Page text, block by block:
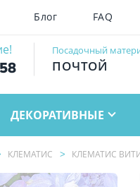
Блог FAQ
Посадочный
ПОЧТОЙ
ДЕКОРАТИВНЫЕ
КЛЕМАТИС КЛЕМАТИС